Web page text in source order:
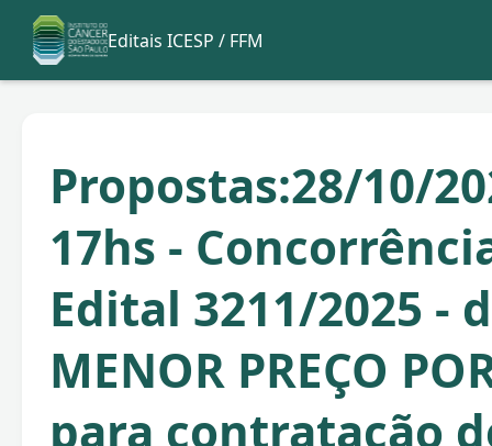
Editais ICESP / FFM
Propostas:28/10/
17hs -
Edital 3211/2025 -
MENOR PREÇO
para contratação